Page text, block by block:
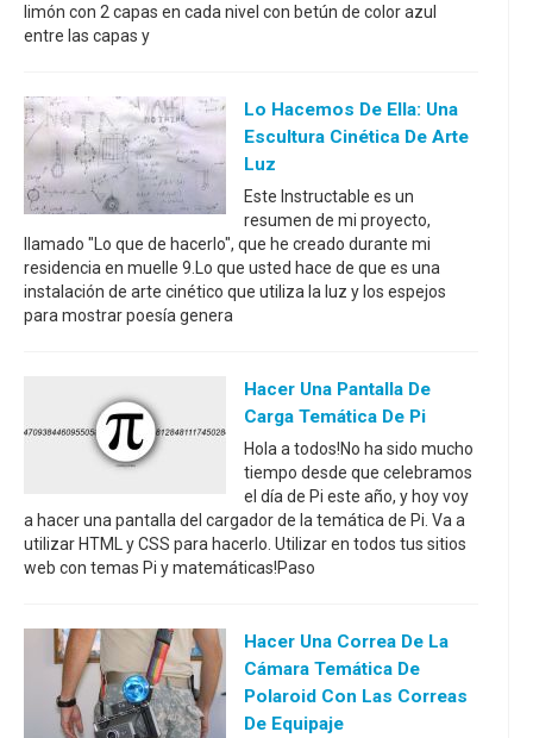
limón con 2 capas en cada nivel con betún de color azul
entre las capas y
Lo Hacemos De Ella: Una
Escultura Cinética De Arte
Luz
Este Instructable es un
resumen de mi proyecto,
llamado "Lo que de hacerlo", que he creado durante mi
residencia en muelle 9.Lo que usted hace de que es una
instalación de arte cinético que utiliza la luz y los espejos
para mostrar poesía genera
Hacer Una Pantalla De
Carga Temática De Pi
Hola a todos!No ha sido mucho
tiempo desde que celebramos
el día de Pi este año, y hoy voy
a hacer una pantalla del cargador de la temática de Pi. Va a
utilizar HTML y CSS para hacerlo. Utilizar en todos tus sitios
web con temas Pi y matemáticas!Paso
Hacer Una Correa De La
Cámara Temática De
Polaroid Con Las Correas
De Equipaje